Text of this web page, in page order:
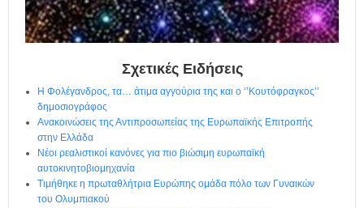
Σχετικές Ειδήσεις
Η Φολέγανδρος, τα… άτιμα αγγούρια της και ο ‘’Κουτόφραγκος’’
δημοσιογράφος
Ανακοινώσεις της Αντιπροσωπείας της Ευρωπαϊκής Επιτροπής
στην Ελλάδα
Νέοι ρεαλιστικοί κανόνες για πιο βιώσιμη ευρωπαϊκή
αυτοκινητοβιομηχανία
Τιμήθηκε η πρωταθλήτρια Ευρώπης ομάδα πόλο των Γυναικών
του Ολυμπιακού